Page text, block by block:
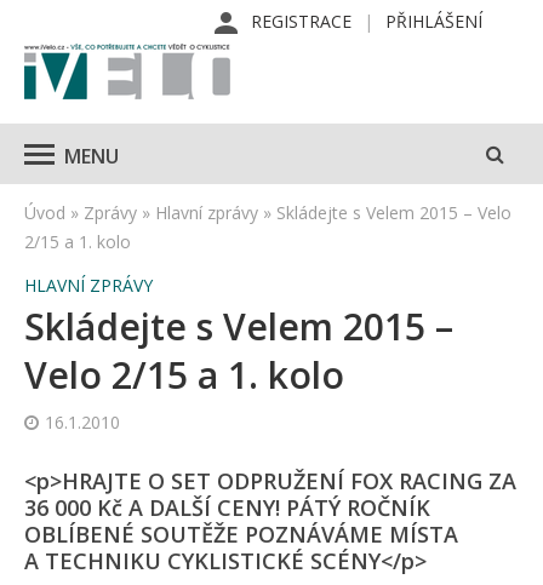
REGISTRACE PŘIHLÁŠENÍ
MENU
Úvod » Zprávy » Hlavní zprávy » Skládejte s Velem 2015 – Velo
2/15 a 1. kolo
HLAVNÍ ZPRÁVY
Skládejte s Velem 2015 –
Velo 2/15 a 1. kolo
16.1.2010
<p>HRAJTE O SET ODPRUŽENÍ FOX RACING ZA
36 000 Kč A DALŠÍ CENY! PÁTÝ ROČNÍK
OBLÍBENÉ SOUTĚŽE POZNÁVÁME MÍSTA
A TECHNIKU CYKLISTICKÉ SCÉNY</p>